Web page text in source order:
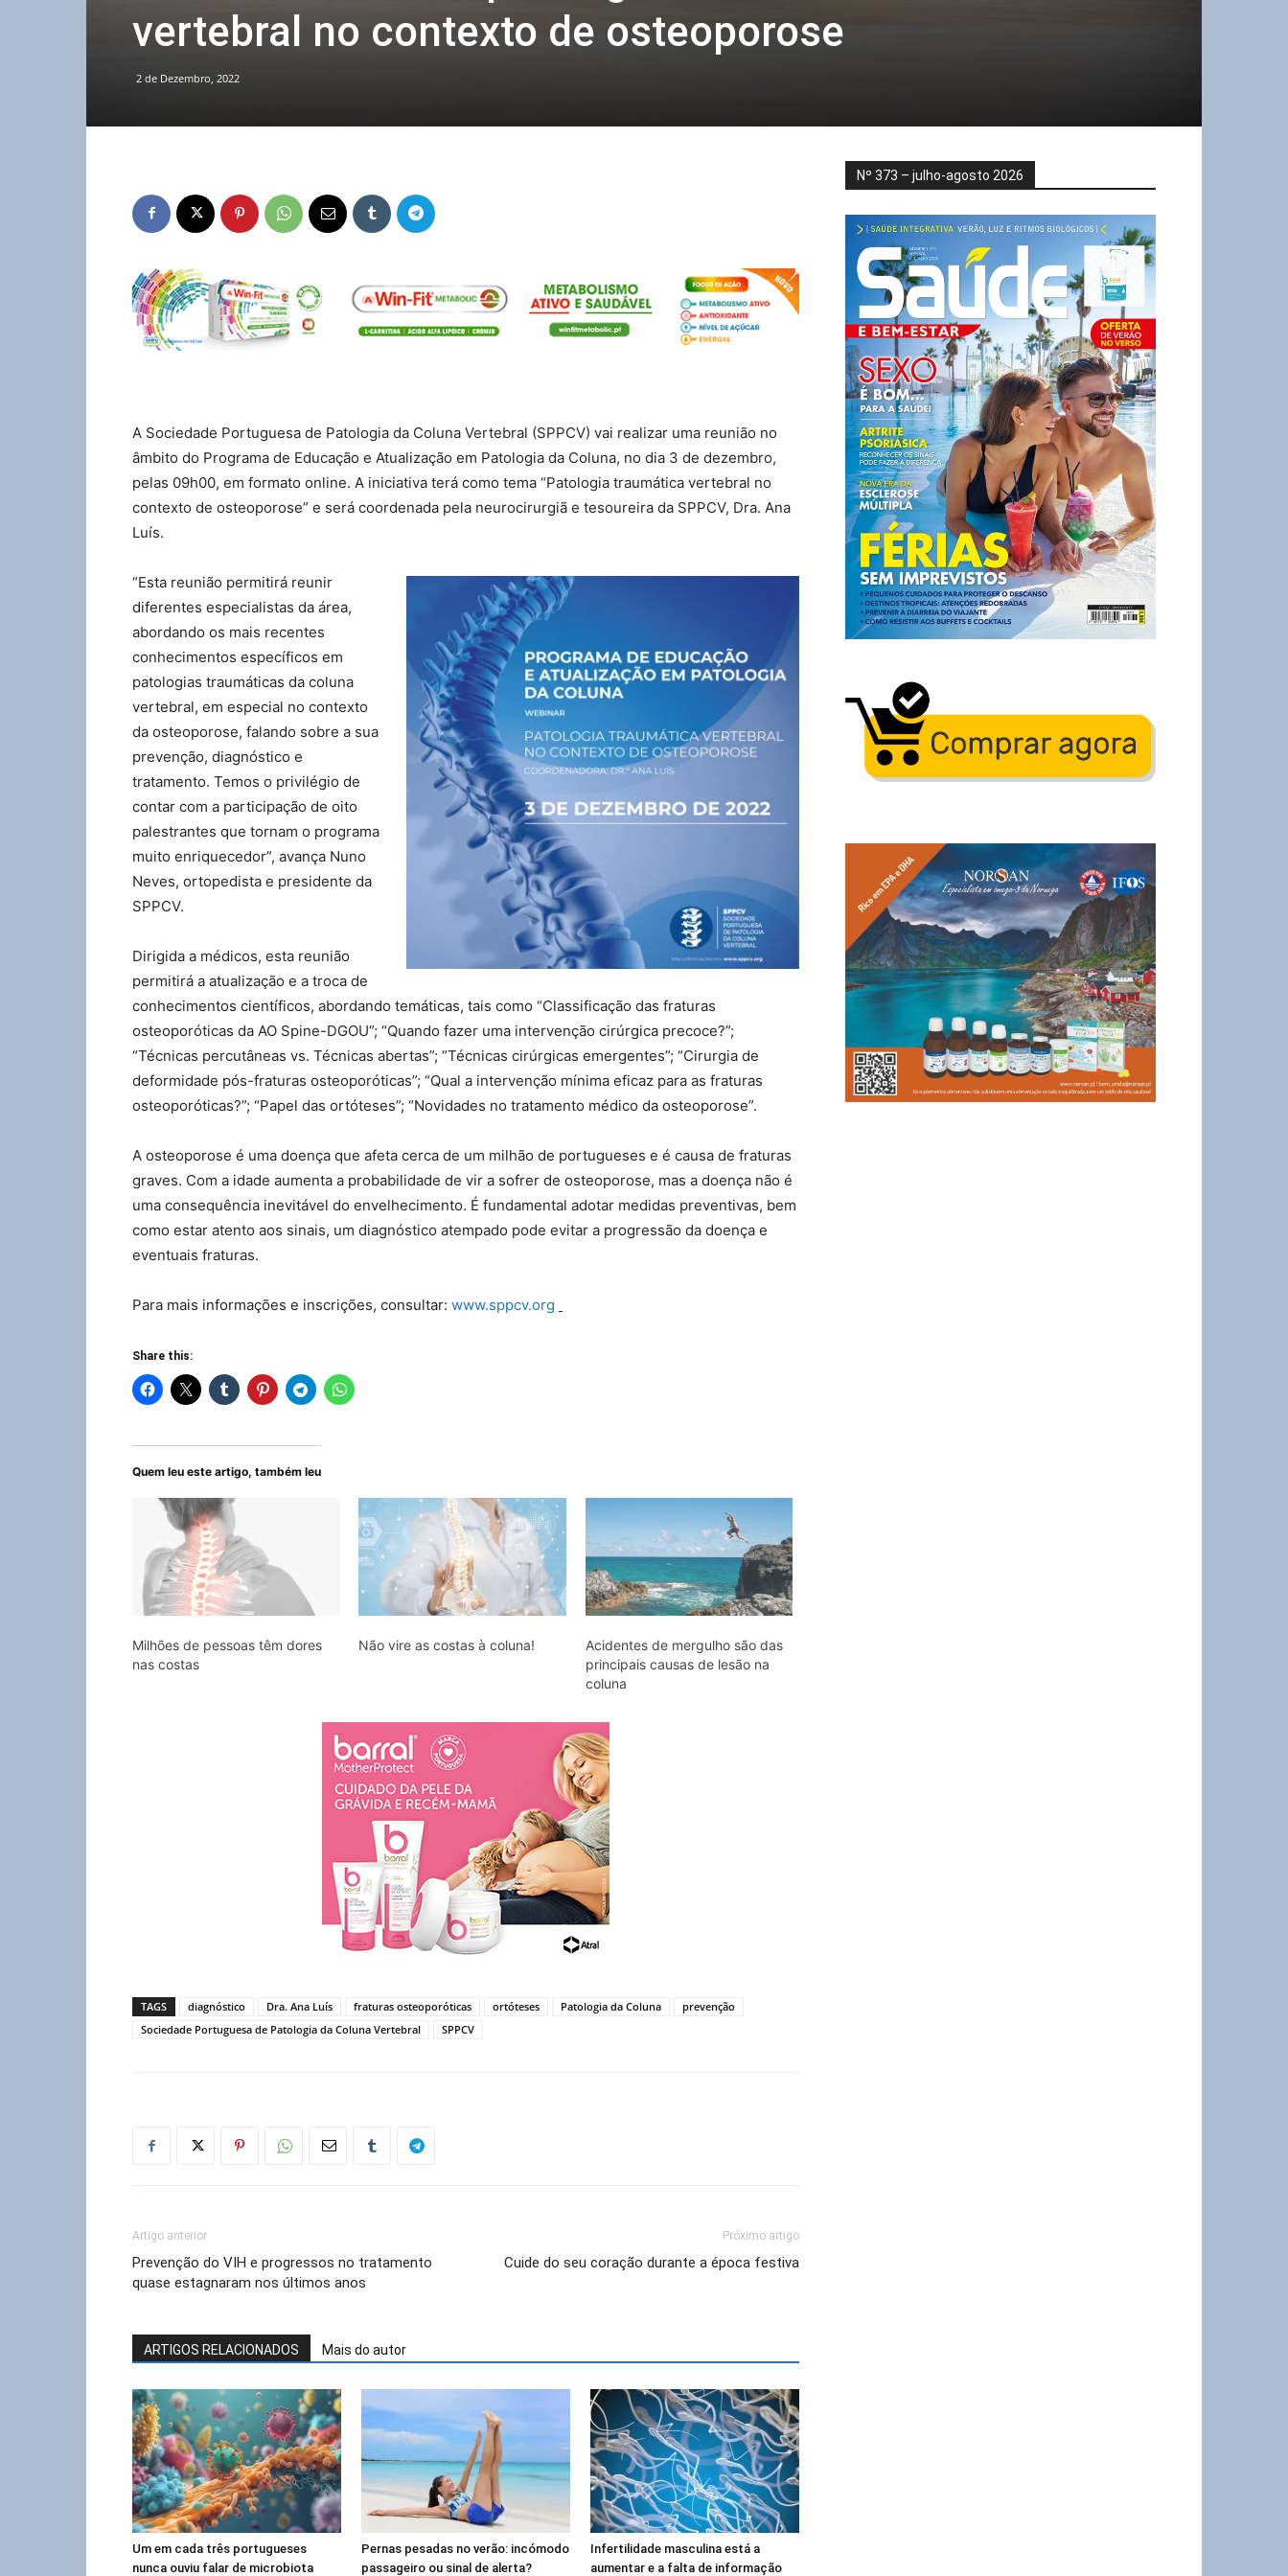
vertebral no contexto de osteoporose
2 de Dezembro, 2022
A Sociedade Portuguesa de Patologia da Coluna Vertebral (SPPCV) vai realizar uma reunião no
âmbito do Programa de Educação e Atualização em Patologia da Coluna, no dia 3 de dezembro,
pelas 09h00, em formato online. A iniciativa terá como tema “Patologia traumática vertebral no
contexto de osteoporose” e será coordenada pela neurocirurgiã e tesoureira da SPPCV, Dra. Ana
Luís.
“Esta reunião permitirá reunir
diferentes especialistas da área,
abordando os mais recentes
conhecimentos específicos em
patologias traumáticas da coluna
vertebral, em especial no contexto
da osteoporose, falando sobre a sua
prevenção, diagnóstico e
tratamento. Temos o privilégio de
contar com a participação de oito
palestrantes que tornam o programa
muito enriquecedor”, avança Nuno
Neves, ortopedista e presidente da
SPPCV.
Dirigida a médicos, esta reunião
permitirá a atualização e a troca de
conhecimentos científicos, abordando temáticas, tais como “Classificação das fraturas
osteoporóticas da AO Spine-DGOU”; “Quando fazer uma intervenção cirúrgica precoce?”;
“Técnicas percutâneas vs. Técnicas abertas”; “Técnicas cirúrgicas emergentes”; “Cirurgia de
deformidade pós-fraturas osteoporóticas”; “Qual a intervenção mínima eficaz para as fraturas
osteoporóticas?”; “Papel das ortóteses”; “Novidades no tratamento médico da osteoporose”.
A osteoporose é uma doença que afeta cerca de um milhão de portugueses e é causa de fraturas
graves. Com a idade aumenta a probabilidade de vir a sofrer de osteoporose, mas a doença não é
uma consequência inevitável do envelhecimento. É fundamental adotar medidas preventivas, bem
como estar atento aos sinais, um diagnóstico atempado pode evitar a progressão da doença e
eventuais fraturas.
Para mais informações e inscrições, consultar: www.sppcv.org
Share this:
Quem leu este artigo, também leu
Milhões de pessoas têm dores
nas costas
Não vire as costas à coluna!
Acidentes de mergulho são das
principais causas de lesão na
coluna
TAGS diagnóstico Dra. Ana Luís fraturas osteoporóticas ortóteses Patologia da Coluna
prevenção
Sociedade Portuguesa de Patologia da Coluna Vertebral
SPPCV
Artigo anterior
Prevenção do VIH e progressos no tratamento
quase estagnaram nos últimos anos
Próximo artigo
Cuide do seu coração durante a época festiva
ARTIGOS RELACIONADOS Mais do autor
Um em cada três portugueses
nunca ouviu falar de microbiota
Pernas pesadas no verão: incómodo
passageiro ou sinal de alerta?
Infertilidade masculina está a
aumentar e a falta de informação
Nº 373 – julho-agosto 2026